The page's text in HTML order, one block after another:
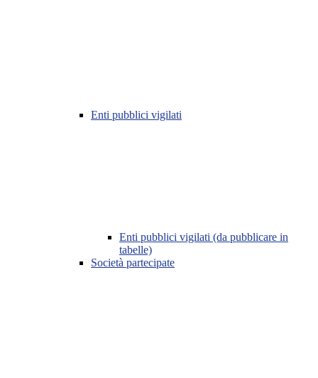
Enti pubblici vigilati
Enti pubblici vigilati (da pubblicare in
tabelle)
Società partecipate